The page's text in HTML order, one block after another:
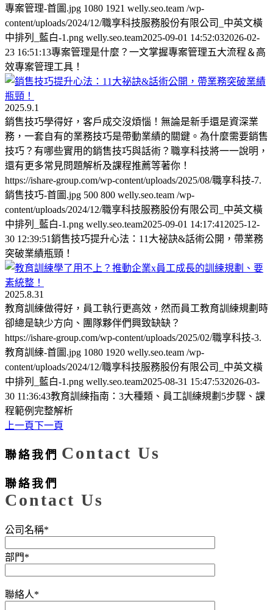
專案管理-首圖.jpg 1080 1921 welly.seo.team /wp-
content/uploads/2024/12/職享科技服務股份有限公司_中英文橫
中排列_藍白-1.png welly.seo.team2025-09-01 14:52:032026-02-
23 16:51:13專案管理是什麼？一文掌握專案管理五大流程＆高
效專案管理工具！
2025.9.1
銷售技巧學得好，客戶成交沒煩惱！無論是新手還是資深業
務，一套自有的業務技巧是帶動業績的關鍵。為什麼需要銷售
技巧？有哪些實用的銷售技巧與話術？職享科技將一一說明，
還有更多常見問題解析及課程推薦等著你！
https://ishare-group.com/wp-content/uploads/2025/08/職享科技-7.
銷售技巧-首圖.jpg 500 800 welly.seo.team /wp-
content/uploads/2024/12/職享科技服務股份有限公司_中英文橫
中排列_藍白-1.png welly.seo.team2025-09-01 14:17:41 2025-12-
30 12:39:51銷售技巧提升心法：11大祕訣&話術公開，帶業務
突破業績瓶頸！
2025.8.31
教育訓練做得好，員工執行更高效，然而員工教育訓練規劃時
卻總是缺少方向、團隊夥伴們興致缺缺？
https://ishare-group.com/wp-content/uploads/2025/02/職享科技-3.
教育訓練-首圖.jpg 1080 1920 welly.seo.team /wp-
content/uploads/2024/12/職享科技服務股份有限公司_中英文橫
中排列_藍白-1.png welly.seo.team2025-08-31 15:47:532026-03-
30 11:36:43教育訓練指南：3大種類、員工訓練規劃5步驟、課
程範例完整解析
上一頁下一頁
聯絡我們 Contact Us
聯絡我們
Contact Us
公司名稱*
部門*
聯絡人*